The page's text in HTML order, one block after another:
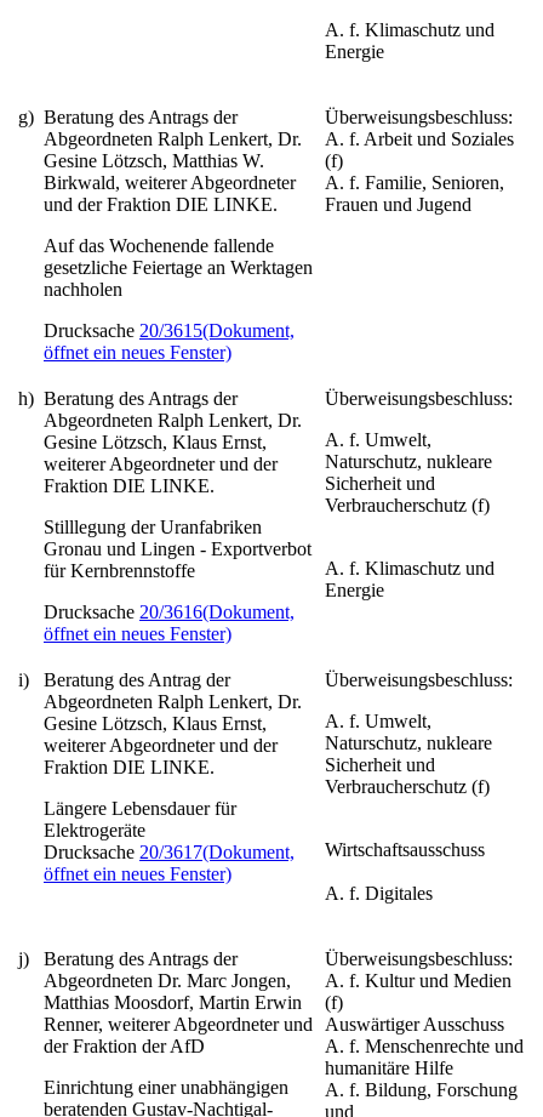
A. f. Klimaschutz und
Energie
g) Beratung des Antrags der
Abgeordneten Ralph Lenkert, Dr.
Gesine Lötzsch, Matthias W.
Birkwald, weiterer Abgeordneter
und der Fraktion DIE LINKE.
Auf das Wochenende fallende
gesetzliche Feiertage an Werktagen
nachholen
Drucksache 20/3615(Dokument,
öffnet ein neues Fenster)
Überweisungsbeschluss:
A. f. Arbeit und Soziales
(f)
A. f. Familie, Senioren,
Frauen und Jugend
h) Beratung des Antrags der
Abgeordneten Ralph Lenkert, Dr.
Gesine Lötzsch, Klaus Ernst,
weiterer Abgeordneter und der
Fraktion DIE LINKE.
Stilllegung der Uranfabriken
Gronau und Lingen - Exportverbot
für Kernbrennstoffe
Drucksache 20/3616(Dokument,
öffnet ein neues Fenster)
Überweisungsbeschluss:
A. f. Umwelt,
Naturschutz, nukleare
Sicherheit und
Verbraucherschutz (f)
A. f. Klimaschutz und
Energie
i)
Beratung des Antrag der
Abgeordneten Ralph Lenkert, Dr.
Gesine Lötzsch, Klaus Ernst,
weiterer Abgeordneter und der
Fraktion DIE LINKE.
Längere Lebensdauer für
Elektrogeräte
Drucksache 20/3617(Dokument,
öffnet ein neues Fenster)
Überweisungsbeschluss:
A. f. Umwelt,
Naturschutz, nukleare
Sicherheit und
Verbraucherschutz (f)
Wirtschaftsausschuss
A. f. Digitales
j)
Beratung des Antrags der
Abgeordneten Dr. Marc Jongen,
Matthias Moosdorf, Martin Erwin
Renner, weiterer Abgeordneter und
der Fraktion der AfD
Einrichtung einer unabhängigen
beratenden Gustav-Nachtigal-
Überweisungsbeschluss:
A. f. Kultur und Medien
(f)
Auswärtiger Ausschuss
A. f. Menschenrechte und
humanitäre Hilfe
A. f. Bildung, Forschung
und